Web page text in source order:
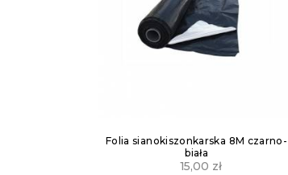
Nożyczki wielofunkcyjne 21cm z osł
42071
38,00zł